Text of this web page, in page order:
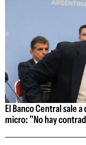
El Banco Central sale
micro: "No hay